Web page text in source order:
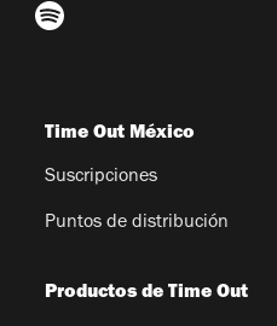
Time Out México
Suscripciones
Puntos de distribución
Productos de Time Out